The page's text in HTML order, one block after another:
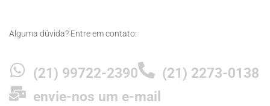
Alguma dúvida? Entre em contato:
(21) 99722-2390
(21) 2273-0138
envie-nos um e-mail